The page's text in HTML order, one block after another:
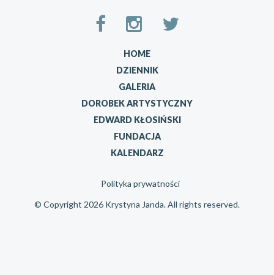
HOME
DZIENNIK
GALERIA
DOROBEK ARTYSTYCZNY
EDWARD KŁOSIŃSKI
FUNDACJA
KALENDARZ
Polityka prywatności
© Copyright 2026 Krystyna Janda. All rights reserved.